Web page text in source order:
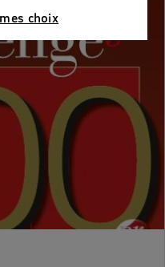
et la liste de nos
choix